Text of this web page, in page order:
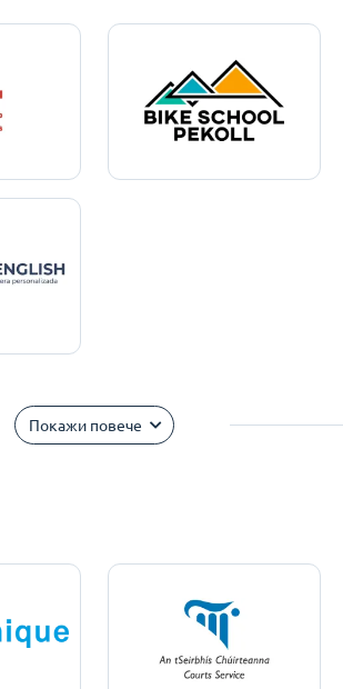
Покажи повече